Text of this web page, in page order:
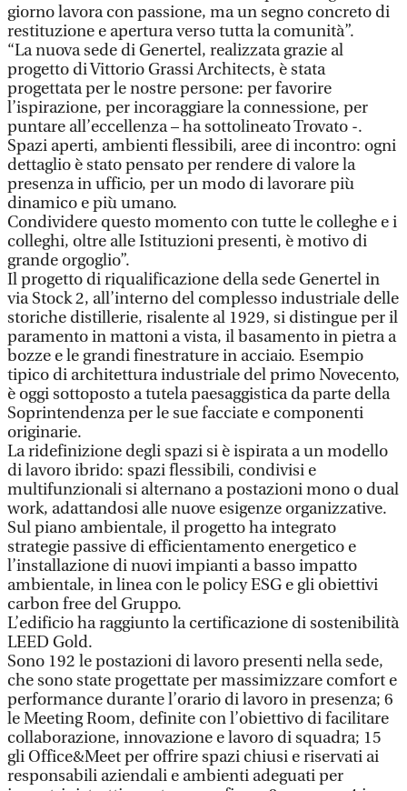
giorno lavora con passione, ma un segno concreto di
restituzione e apertura verso tutta la comunità”.
“La nuova sede di Genertel, realizzata grazie al
progetto di Vittorio Grassi Architects, è stata
progettata per le nostre persone: per favorire
l’ispirazione, per incoraggiare la connessione, per
puntare all’eccellenza – ha sottolineato Trovato -.
Spazi aperti, ambienti flessibili, aree di incontro: ogni
dettaglio è stato pensato per rendere di valore la
presenza in ufficio, per un modo di lavorare più
dinamico e più umano.
Condividere questo momento con tutte le colleghe e i
colleghi, oltre alle Istituzioni presenti, è motivo di
grande orgoglio”.
Il progetto di riqualificazione della sede Genertel in
via Stock 2, all’interno del complesso industriale delle
storiche distillerie, risalente al 1929, si distingue per il
paramento in mattoni a vista, il basamento in pietra a
bozze e le grandi finestrature in acciaio. Esempio
tipico di architettura industriale del primo Novecento,
è oggi sottoposto a tutela paesaggistica da parte della
Soprintendenza per le sue facciate e componenti
originarie.
La ridefinizione degli spazi si è ispirata a un modello
di lavoro ibrido: spazi flessibili, condivisi e
multifunzionali si alternano a postazioni mono o dual
work, adattandosi alle nuove esigenze organizzative.
Sul piano ambientale, il progetto ha integrato
strategie passive di efficientamento energetico e
l’installazione di nuovi impianti a basso impatto
ambientale, in linea con le policy ESG e gli obiettivi
carbon free del Gruppo.
L’edificio ha raggiunto la certificazione di sostenibilità
LEED Gold.
Sono 192 le postazioni di lavoro presenti nella sede,
che sono state progettate per massimizzare comfort e
performance durante l’orario di lavoro in presenza; 6
le Meeting Room, definite con l’obiettivo di facilitare
collaborazione, innovazione e lavoro di squadra; 15
gli Office&Meet per offrire spazi chiusi e riservati ai
responsabili aziendali e ambienti adeguati per